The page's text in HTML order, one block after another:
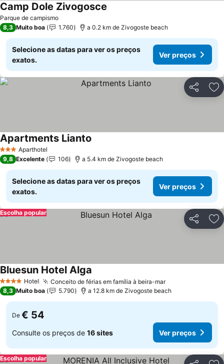
Parque de campismo
Camp Dole Zivogosce
8,3 Muito boa 1.760 a 0.2 km de Zivogoste beach
Selecione as datas para ver os preços
exatos.
Ver preços
Partilhar
3 EstrelasAparthotel
Apartments Lianto
9,8 Excelente 106 a 5.4 km de Zivogoste beach
Selecione as datas para ver os preços
exatos.
Ver preços
Partilhar
Escolha popular
4 EstrelasHotel Conceito de férias em família à beira-mar
Bluesun Hotel Alga
8,3 Muito boa 5.790 a 12.8 km de Zivogoste beach
De € 54
Consulte os preços de 16 sites Ver preços
Escolha popular